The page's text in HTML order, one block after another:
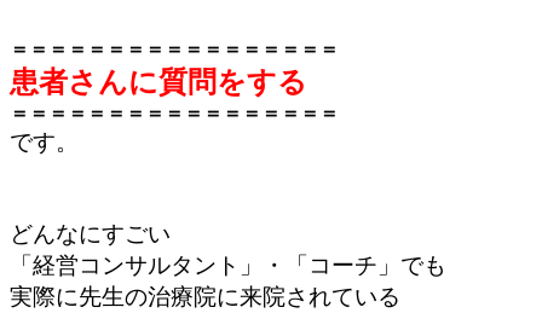
＝＝＝＝＝＝＝＝＝＝＝＝＝＝＝＝＝
患者さんに質問をする
＝＝＝＝＝＝＝＝＝＝＝＝＝＝＝＝＝
です。
どんなにすごい
「経営コンサルタント」・「コーチ」でも
実際に先生の治療院に来院されている